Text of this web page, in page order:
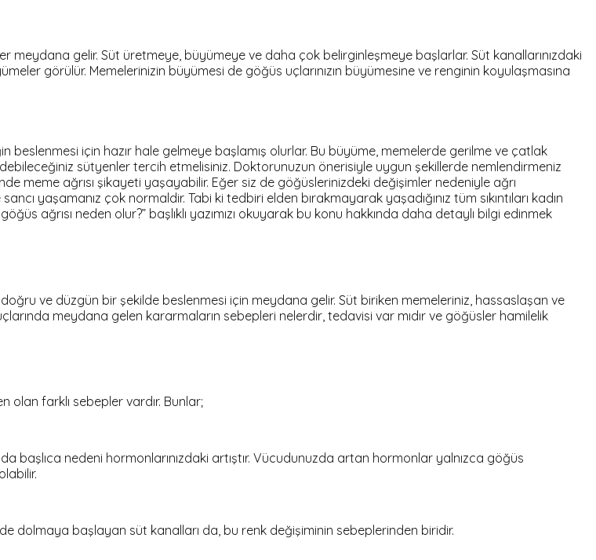
meydana gelir. Süt üretmeye, büyümeye ve daha çok belirginleşmeye başlarlar. Süt kanallarınızdaki
görülür. Memelerinizin büyümesi de göğüs uçlarınızın büyümesine ve renginin koyulaşmasına
için hazır hale gelmeye başlamış olurlar. Bu büyüme, memelerde gerilme ve çatlak
sütyenler tercih etmelisiniz. Doktorunuzun önerisiyle uygun şekillerde nemlendirmeniz
meme ağrısı şikayeti yaşayabilir. Eğer siz de göğüslerinizdeki değişimler nedeniyle ağrı
yaşamanız çok normaldir. Tabi ki tedbiri elden bırakmayarak yaşadığınız tüm sıkıntıları kadın
ağrısı neden olur?” başlıklı yazımızı okuyarak bu konu hakkında daha detaylı bilgi edinmek
ve düzgün bir şekilde beslenmesi için meydana gelir. Süt biriken memeleriniz, hassaslaşan ve
meydana gelen kararmaların sebepleri nelerdir, tedavisi var mıdır ve göğüsler hamilelik
olan farklı sebepler vardır. Bunlar;
başlıca nedeni hormonlarınızdaki artıştır. Vücudunuzda artan hormonlar yalnızca göğüs
dolmaya başlayan süt kanalları da, bu renk değişiminin sebeplerinden biridir.